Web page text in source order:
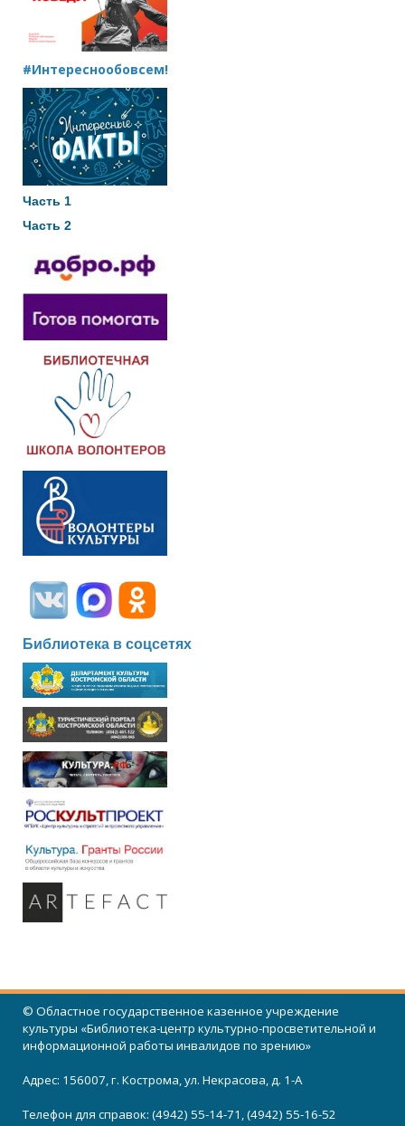
#Интереснообовсем!
Часть 1
Часть 2
Библиотека в соцсетях
© Областное государственное казенное учреждение
культуры «Библиотека-центр культурно-просветительной и
информационной работы инвалидов по зрению»
Адрес: 156007, г. Кострома, ул. Некрасова, д. 1-А
Телефон для справок: (4942) 55-14-71, (4942) 55-16-52